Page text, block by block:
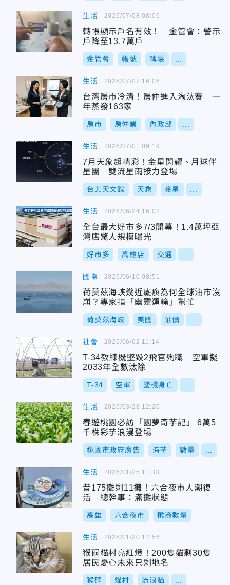
生活
轉帳顯示戶名有效！ 金管會：警示
戶降至13.7萬戶
金管會 帳號 轉帳
2026/07/08 08:06
生活
台灣房市冷清！房仲進入淘汰賽 一
年蒸發163家
房市 房仲業 內政部
2026/07/07 16:06
生活
7月天象超精彩！金星閃耀、月球伴
星團 雙流星雨接力登場
台北天文館 天象 金星
2026/07/01 09:19
生活
全台最大好市多7/3開幕！1.4萬坪亞
灣店驚人規模曝光
好市多 高雄店 交通
2026/06/24 16:02
國際
荷莫茲海峽幾近癱瘓為何全球油市沒
崩？專家指「幽靈運輸」幫忙
荷莫茲海峽 美國 油價
2026/06/10 08:51
社會
T-34教練機墜毀2飛官殉職 空軍擬
2033年全數汰除
T-34 空軍 墜機身亡
2026/06/02 11:14
生活
春遊桃園必訪「園夢奇芋記」 6萬5
千株彩芋浪漫登場
桃園市政府廣告 海芋 數量
2026/03/28 12:20
生活
昔175攤剩11攤！六合夜市人潮復
活 總幹事：滿攤狀態
高雄 六合夜市 攤商數量
2026/01/25 11:33
生活
猴硐貓村亮紅燈！200隻貓剩30隻
居民憂心未來只剩地名
猴硐 貓村 流浪貓
2026/01/20 14:56